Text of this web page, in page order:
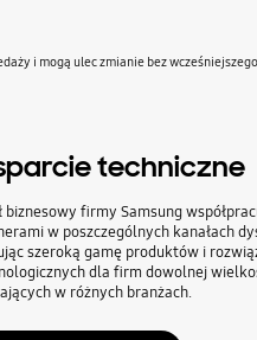
i mogą ulec zmianie bez
techniczne
biznesowy firmy Samsung
w poszczególnych kanałach
szeroką gamę produktów i
dla firm dowolnej
w różnych branżach.